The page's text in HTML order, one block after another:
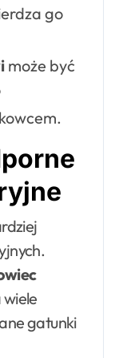
go
może być
.
gatunki